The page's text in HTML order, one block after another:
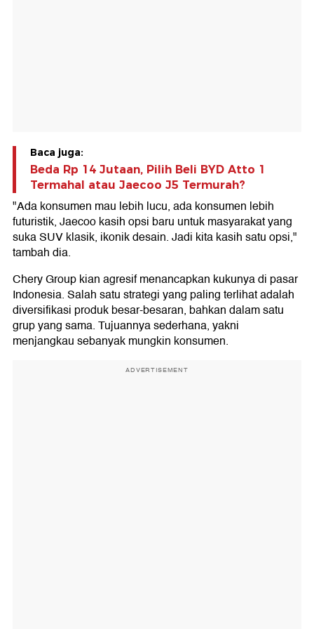
Baca juga:
Beda Rp 14 Jutaan, Pilih Beli BYD Atto 1
Termahal atau Jaecoo J5 Termurah?
"Ada konsumen mau lebih lucu, ada konsumen lebih
futuristik, Jaecoo kasih opsi baru untuk masyarakat yang
suka SUV klasik, ikonik desain. Jadi kita kasih satu opsi,"
tambah dia.
Chery Group kian agresif menancapkan kukunya di pasar
Indonesia. Salah satu strategi yang paling terlihat adalah
diversifikasi produk besar-besaran, bahkan dalam satu
grup yang sama. Tujuannya sederhana, yakni
menjangkau sebanyak mungkin konsumen.
ADVERTISEMENT